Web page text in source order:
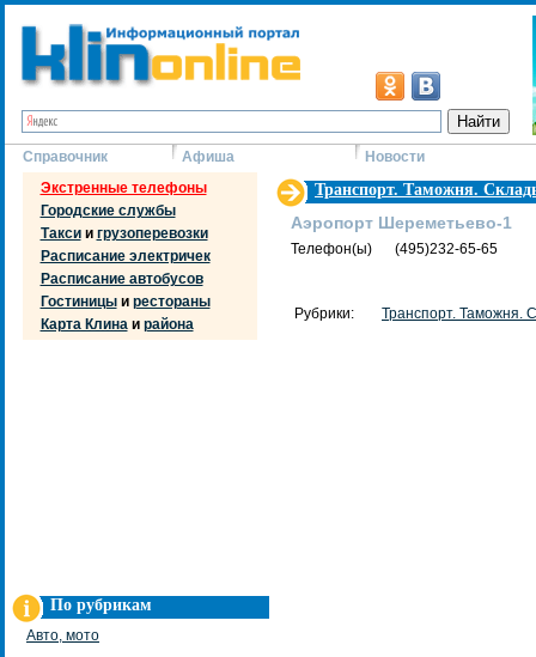
Справочник Афиша
Новости
Экстренные телефоны
Городские службы
Таксии грузоперевозки
Расписание электричек
Расписание автобусов
Гостиницыи рестораны
Карта Клинаи района
По рубрикам
Авто, мото
Транспорт. Таможня.
Аэропорт Шереметьево-1
Телефон(ы) (495)232-65-65
Рубрики: Транспорт. Таможня.